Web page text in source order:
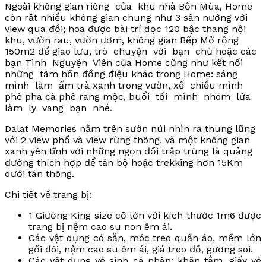
Ngoài không gian riêng của khu nhà Bốn Mùa, Home
còn rất nhiều không gian chung như 3 sân nướng với
view qua đồi; hoa được bài trí dọc 120 bậc thang nội
khu, vườn rau, vườn ươm, không gian Bếp Mở rộng
150m2 để giao lưu, trò chuyện với bạn chủ hoặc các
bạn Tình Nguyện Viên của Home cũng như kết nối
những tâm hồn đồng điệu khác trong Home: sáng
mình làm ấm trà xanh trong vườn, xế chiều mình
phê pha cà phê rang mộc, buổi tối mình nhóm lửa
làm ly vang bạn nhé.
Dalat Memories nằm trên sườn núi nhìn ra thung lũng
với 2 view phố và view rừng thông, và một không gian
xanh yên tĩnh với những ngọn đồi trập trùng là quảng
đường thích hợp để tản bộ hoặc trekking hơn 15Km
dưới tán thông.
Chi tiết về trang bị:
1 Giường King size cỡ lớn với kích thước 1m6 được
trang bị nệm cao su non êm ái.
Các vật dụng có sẵn, móc treo quần áo, mềm lớn
gối đôi, nệm cao su êm ái, giá treo đồ, gương soi.